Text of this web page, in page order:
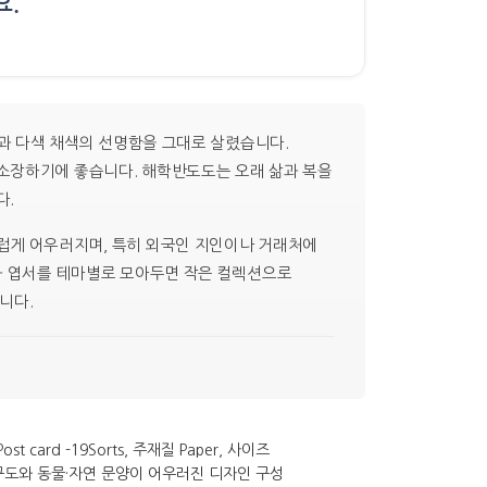
다색 채색의 선명함을 그대로 살렸습니다.
하기에 좋습니다. 해학반도도는 오래 삶과 복을
.
어우러지며, 특히 외국인 지인이나 거래처에
서를 테마별로 모아두면 작은 컬렉션으로
다.